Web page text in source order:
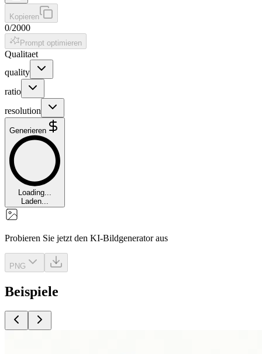
Kopieren
0/2000
Prompt optimieren
Qualitaet
quality
ratio
resolution
Generieren
Loading...
Laden...
Probieren Sie jetzt den KI-Bildgenerator aus
PNG
Beispiele